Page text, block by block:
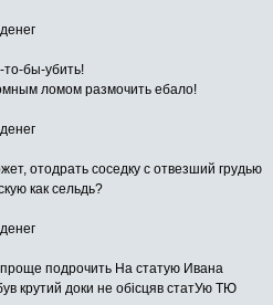
то-бы-убить!
ломом размочить ебало!
отодрать соседку с отвезший грудью
как сельдь?
подрочить На статую Ивана
крутий доки не обісцяв статУю ТЮ